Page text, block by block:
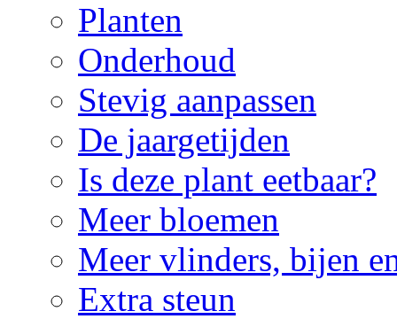
Planten
Onderhoud
Stevig aanpassen
De jaargetijden
Is deze plant eetbaar?
Meer bloemen
Meer vlinders, bijen
Extra steun